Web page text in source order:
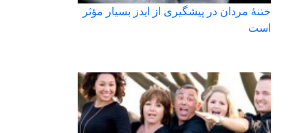
ختنۀ مردان در پیشگیری از ایدز بسیار مؤثر
است